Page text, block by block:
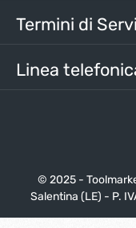
Linea
Termini di
© 2025 -
Salentina (LE) - P.